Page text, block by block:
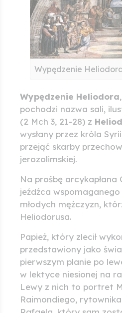
Wypędzenie
Wypędzenie Heliodora
pochodzi nazwa sali,
(2 Mch 3, 21-28) z
wysłany przez króla
przejąć skarby
jerozolimskiej.
Na prośbę arcykapłana
jeźdźca
młodych mężczyzn,
Heliodorusa.
Papież, który zlecił
przedstawiony jako
pierwszym planie po
w lektyce niesionej na
Lewy z nich to portret
Raimondiego,